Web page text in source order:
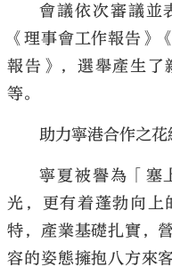
會議依次審議並
《理事會工作報告》
報告》，選舉產生了
等。
助力寧港合作之
寧夏被譽為「塞
光，更有着蓬勃向上
特，產業基礎扎實，
容的姿態擁抱八方來